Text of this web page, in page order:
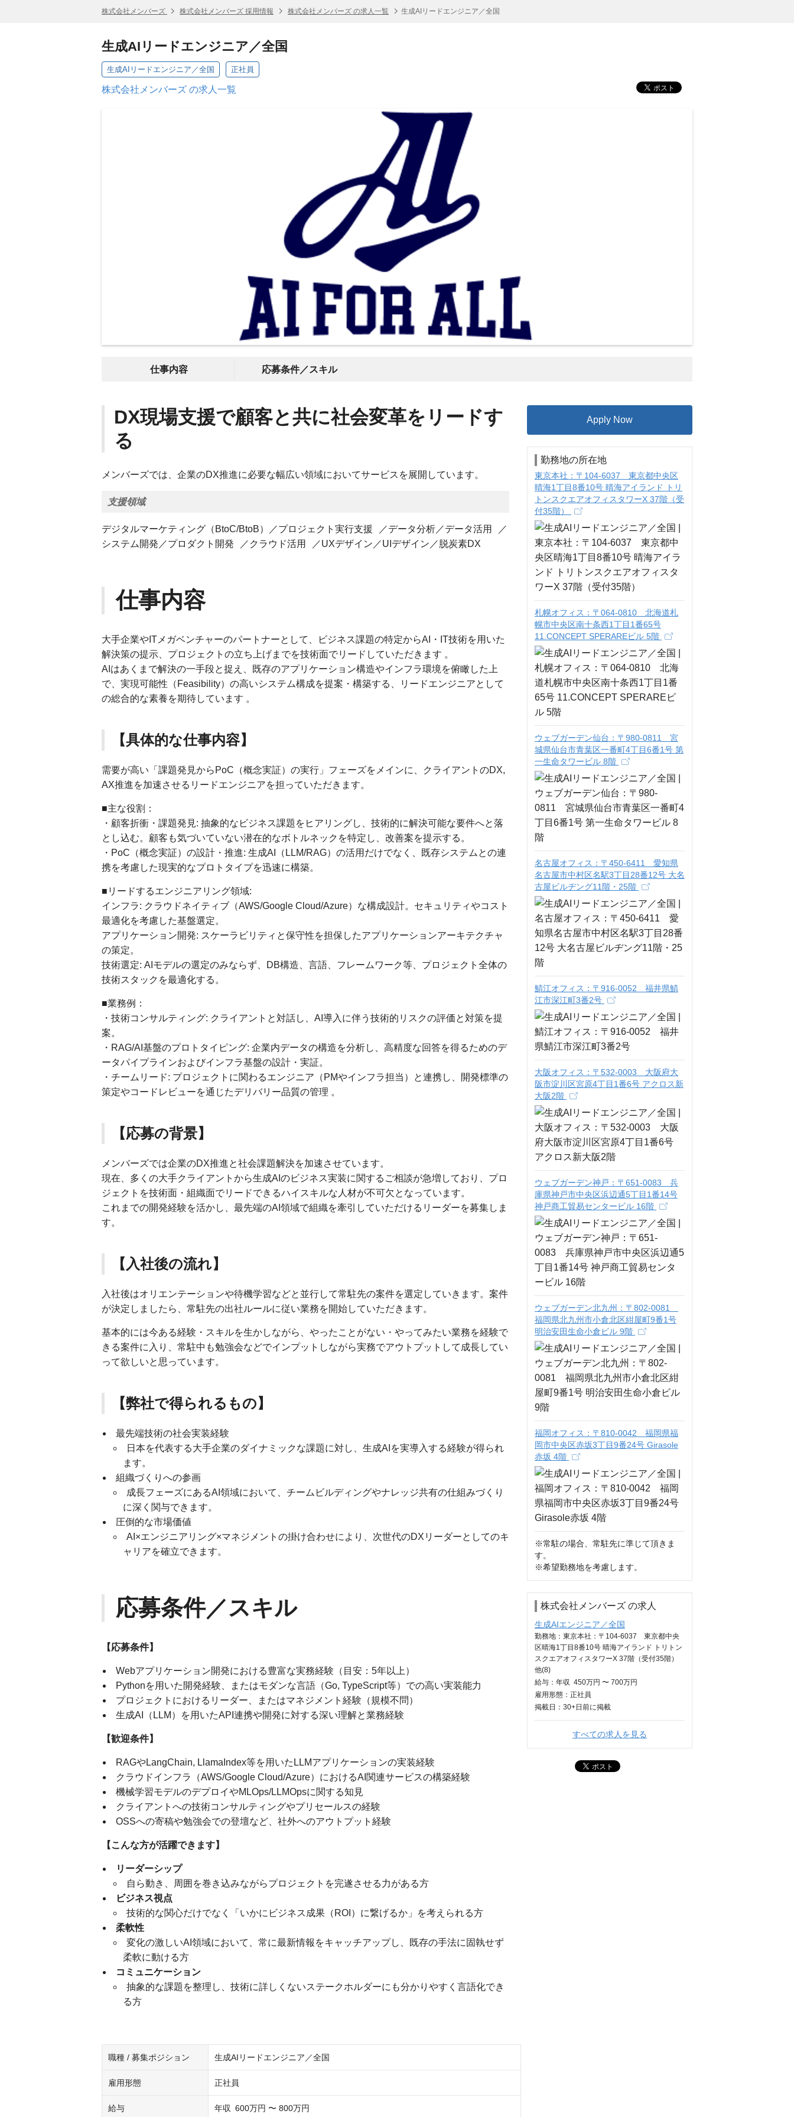
株式会社メンバーズ 株式会社メンバーズ 採用情報 株式会社メンバーズ の求人一覧 生成AIリードエンジニア／全国
生成AIリードエンジニア／全国
生成AIリードエンジニア／全国 正社員
株式会社メンバーズ の求人一覧
仕事内容 応募条件／スキル
DX現場支援で顧客と共に社会変革をリードす
る
メンバーズでは、企業のDX推進に必要な幅広い領域においてサービスを展開しています。
支援領域
デジタルマーケティング（BtoC/BtoB）／プロジェクト実行支援 ／データ分析／データ活用 ／
システム開発／プロダクト開発 ／クラウド活用 ／UXデザイン／UIデザイン／脱炭素DX
仕事内容
大手企業やITメガベンチャーのパートナーとして、ビジネス課題の特定からAI・IT技術を用いた
解決策の提示、プロジェクトの立ち上げまでを技術面でリードしていただきます 。
AIはあくまで解決の一手段と捉え、既存のアプリケーション構造やインフラ環境を俯瞰した上
で、実現可能性（Feasibility）の高いシステム構成を提案・構築する、リードエンジニアとして
の総合的な素養を期待しています 。
【具体的な仕事内容】
需要が高い「課題発見からPoC（概念実証）の実行」フェーズをメインに、クライアントのDX,
AX推進を加速させるリードエンジニアを担っていただきます。
■主な役割：
・顧客折衝・課題発見: 抽象的なビジネス課題をヒアリングし、技術的に解決可能な要件へと落
とし込む。顧客も気づいていない潜在的なボトルネックを特定し、改善案を提示する。
・PoC（概念実証）の設計・推進: 生成AI（LLM/RAG）の活用だけでなく、既存システムとの連
携を考慮した現実的なプロトタイプを迅速に構築。
■リードするエンジニアリング領域:
インフラ: クラウドネイティブ（AWS/Google Cloud/Azure）な構成設計。セキュリティやコスト
最適化を考慮した基盤選定。
アプリケーション開発: スケーラビリティと保守性を担保したアプリケーションアーキテクチャ
の策定。
技術選定: AIモデルの選定のみならず、DB構造、言語、フレームワーク等、プロジェクト全体の
技術スタックを最適化する。
■業務例：
・技術コンサルティング: クライアントと対話し、AI導入に伴う技術的リスクの評価と対策を提
案。
・RAG/AI基盤のプロトタイピング: 企業内データの構造を分析し、高精度な回答を得るためのデ
ータパイプラインおよびインフラ基盤の設計・実証。
・チームリード: プロジェクトに関わるエンジニア（PMやインフラ担当）と連携し、開発標準の
策定やコードレビューを通じたデリバリー品質の管理 。
【応募の背景】
メンバーズでは企業のDX推進と社会課題解決を加速させています。
現在、多くの大手クライアントから生成AIのビジネス実装に関するご相談が急増しており、プロ
ジェクトを技術面・組織面でリードできるハイスキルな人材が不可欠となっています。
これまでの開発経験を活かし、最先端のAI領域で組織を牽引していただけるリーダーを募集しま
す。
【入社後の流れ】
入社後はオリエンテーションや待機学習などと並行して常駐先の案件を選定していきます。案件
が決定しましたら、常駐先の出社ルールに従い業務を開始していただきます。
基本的には今ある経験・スキルを生かしながら、やったことがない・やってみたい業務を経験で
きる案件に入り、常駐中も勉強会などでインプットしながら実務でアウトプットして成長してい
って欲しいと思っています。
【弊社で得られるもの】
最先端技術の社会実装経験
日本を代表する大手企業のダイナミックな課題に対し、生成AIを実導入する経験が得られ
ます。
組織づくりへの参画
成長フェーズにあるAI領域において、チームビルディングやナレッジ共有の仕組みづくり
に深く関与できます。
圧倒的な市場価値
AI×エンジニアリング×マネジメントの掛け合わせにより、次世代のDXリーダーとしてのキ
ャリアを確立できます。
応募条件／スキル
【応募条件】
Webアプリケーション開発における豊富な実務経験（目安：5年以上）
Pythonを用いた開発経験、またはモダンな言語（Go, TypeScript等）での高い実装能力
プロジェクトにおけるリーダー、またはマネジメント経験（規模不問）
生成AI（LLM）を用いたAPI連携や開発に対する深い理解と業務経験
【歓迎条件】
RAGやLangChain, LlamaIndex等を用いたLLMアプリケーションの実装経験
クラウドインフラ（AWS/Google Cloud/Azure）におけるAI関連サービスの構築経験
機械学習モデルのデプロイやMLOps/LLMOpsに関する知見
クライアントへの技術コンサルティングやプリセールスの経験
OSSへの寄稿や勉強会での登壇など、社外へのアウトプット経験
【こんな方が活躍できます】
リーダーシップ
自ら動き、周囲を巻き込みながらプロジェクトを完遂させる力がある方
ビジネス視点
技術的な関心だけでなく「いかにビジネス成果（ROI）に繋げるか」を考えられる方
柔軟性
変化の激しいAI領域において、常に最新情報をキャッチアップし、既存の手法に固執せず
柔軟に動ける方
コミュニケーション
抽象的な課題を整理し、技術に詳しくないステークホルダーにも分かりやすく言語化でき
る方
職種 / 募集ポジション 生成AIリードエンジニア／全国
雇用形態 正社員
給与 年収 600万円 〜 800万円
Apply Now
勤務地の所在地
東京本社：〒104-6037 東京都中央区
晴海1丁目8番10号 晴海アイランド トリ
トンスクエアオフィスタワーX 37階（受
付35階）
札幌オフィス：〒064-0810 北海道札
幌市中央区南十条西1丁目1番65号
11.CONCEPT SPERAREビル 5階
ウェブガーデン仙台：〒980-0811 宮
城県仙台市青葉区一番町4丁目6番1号 第
一生命タワービル 8階
名古屋オフィス：〒450-6411 愛知県
名古屋市中村区名駅3丁目28番12号 大名
古屋ビルヂング11階・25階
鯖江オフィス：〒916-0052 福井県鯖
江市深江町3番2号
大阪オフィス：〒532-0003 大阪府大
阪市淀川区宮原4丁目1番6号 アクロス新
大阪2階
ウェブガーデン神戸：〒651-0083 兵
庫県神戸市中央区浜辺通5丁目1番14号
神戸商工貿易センタービル 16階
ウェブガーデン北九州：〒802-0081
福岡県北九州市小倉北区紺屋町9番1号
明治安田生命小倉ビル 9階
福岡オフィス：〒810-0042 福岡県福
岡市中央区赤坂3丁目9番24号 Girasole
赤坂 4階
※常駐の場合、常駐先に準じて頂きま
す。
※希望勤務地を考慮します。
株式会社メンバーズ の求人
生成AIエンジニア／全国
勤務地：東京本社：〒104-6037 東京都中央
区晴海1丁目8番10号 晴海アイランド トリトン
スクエアオフィスタワーX 37階（受付35階）
他(8)
給与： 年収 450万円 〜 700万円
雇用形態：正社員
掲載日： 30+日 前に掲載
すべての求人を見る